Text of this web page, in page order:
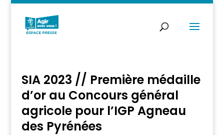
SIA 2023 // Première médaille
d’or au Concours général
agricole pour l’IGP Agneau
des Pyrénées